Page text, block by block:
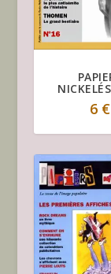
6 €